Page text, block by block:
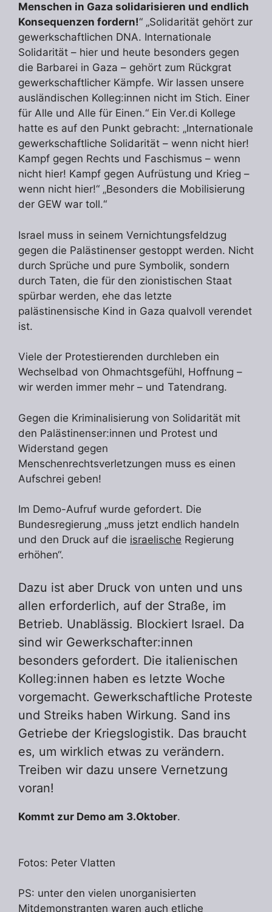
Menschen in Gaza solidarisieren und endlich
Konsequenzen fordern!“ „Solidarität gehört zur
gewerkschaftlichen DNA. Internationale
Solidarität – hier und heute besonders gegen
die Barbarei in Gaza – gehört zum Rückgrat
gewerkschaftlicher Kämpfe. Wir lassen unsere
ausländischen Kolleg:innen nicht im Stich. Einer
für Alle und Alle für Einen.“ Ein Ver.di Kollege
hatte es auf den Punkt gebracht: „Internationale
gewerkschaftliche Solidarität – wenn nicht hier!
Kampf gegen Rechts und Faschismus – wenn
nicht hier! Kampf gegen Aufrüstung und Krieg –
wenn nicht hier!“ „Besonders die Mobilisierung
der GEW war toll.“
Israel muss in seinem Vernichtungsfeldzug
gegen die Palästinenser gestoppt werden. Nicht
durch Sprüche und pure Symbolik, sondern
durch Taten, die für den zionistischen Staat
spürbar werden, ehe das letzte
palästinensische Kind in Gaza qualvoll verendet
ist.
Viele der Protestierenden durchleben ein
Wechselbad von Ohmachtsgefühl, Hoffnung –
wir werden immer mehr – und Tatendrang.
Gegen die Kriminalisierung von Solidarität mit
den Palästinenser:innen und Protest und
Widerstand gegen
Menschenrechtsverletzungen muss es einen
Aufschrei geben!
Im Demo-Aufruf wurde gefordert. Die
Bundesregierung „muss jetzt endlich handeln
und den Druck auf die israelische Regierung
erhöhen“.
Dazu ist aber Druck von unten und uns
allen erforderlich, auf der Straße, im
Betrieb. Unablässig. Blockiert Israel. Da
sind wir Gewerkschafter:innen
besonders gefordert. Die italienischen
Kolleg:innen haben es letzte Woche
vorgemacht. Gewerkschaftliche Proteste
und Streiks haben Wirkung. Sand ins
Getriebe der Kriegslogistik. Das braucht
es, um wirklich etwas zu verändern.
Treiben wir dazu unsere Vernetzung
voran!
Kommt zur Demo am 3.Oktober.
Fotos: Peter Vlatten
PS: unter den vielen unorganisierten
Mitdemonstranten waren auch etliche